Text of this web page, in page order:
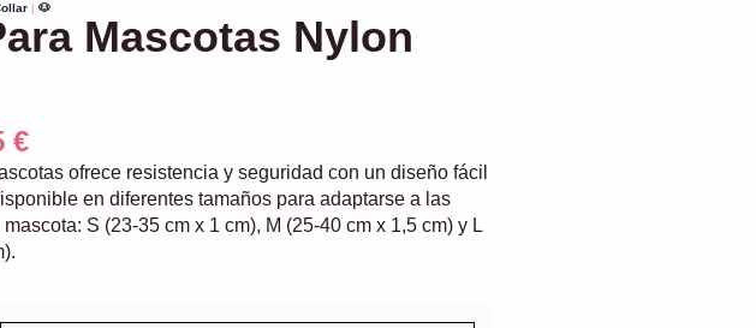
🐶
Mascotas Nylon
€
ofrece resistencia y seguridad con un diseño fácil
en diferentes tamaños para adaptarse a las
S (23-35 cm x 1 cm), M (25-40 cm x 1,5 cm) y L